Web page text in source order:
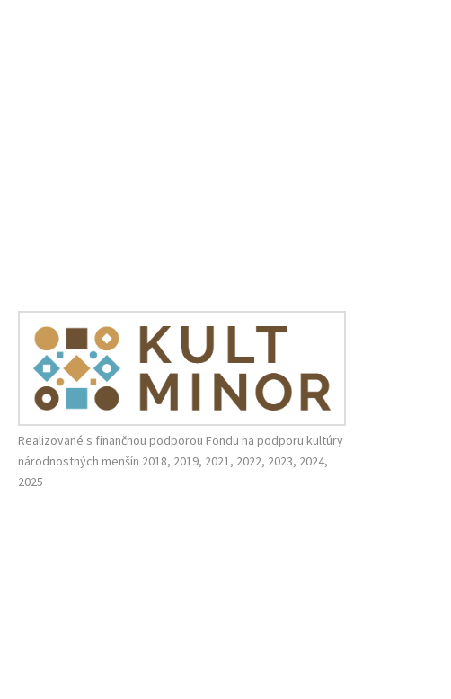
Realizované s finančnou podporou Fondu na podporu kultúry
národnostných menšín 2018, 2019, 2021, 2022, 2023, 2024,
2025